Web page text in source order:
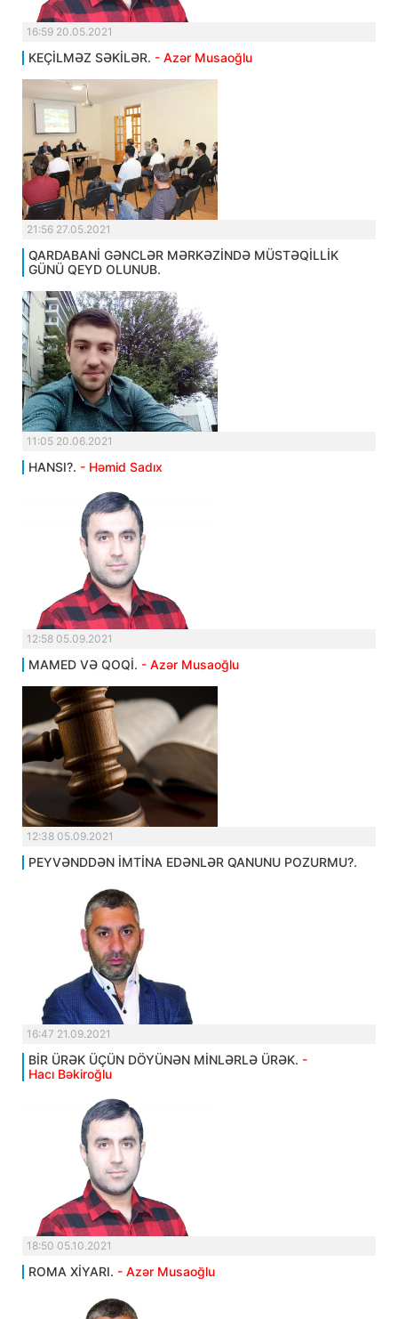
16:59 20.05.2021
KEÇİLMƏZ SƏKİLƏR. - Azər Musaoğlu
21:56 27.05.2021
QARDABANİ GƏNCLƏR MƏRKƏZİNDƏ MÜSTƏQİLLİK
GÜNÜ QEYD OLUNUB.
11:05 20.06.2021
HANSI?. - Həmid Sadıx
12:58 05.09.2021
MAMED VƏ QOQİ. - Azər Musaoğlu
12:38 05.09.2021
PEYVƏNDDƏN İMTİNA EDƏNLƏR QANUNU POZURMU?.
16:47 21.09.2021
BİR ÜRƏK ÜÇÜN DÖYÜNƏN MİNLƏRLƏ ÜRƏK. -
Hacı Bəkiroğlu
18:50 05.10.2021
ROMA XİYARI. - Azər Musaoğlu